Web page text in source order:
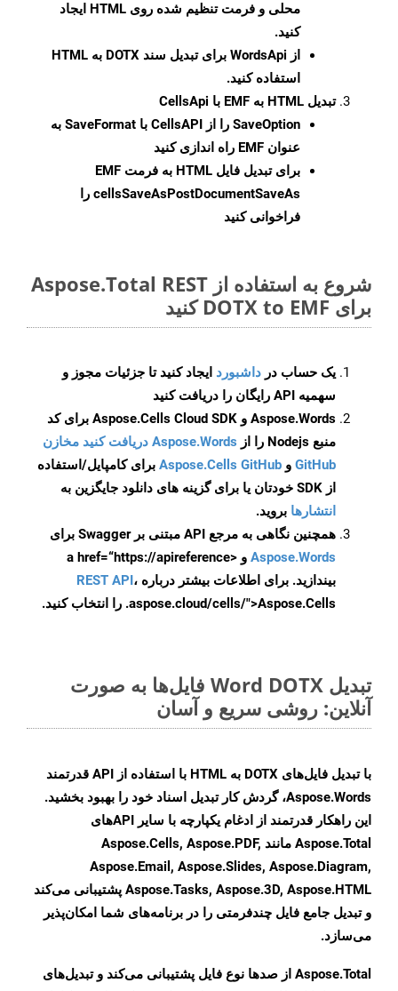
محلی و فرمت تنظیم شده روی HTML ایجاد
کنید.
از WordsApi برای تبدیل سند DOTX به HTML
استفاده کنید.
تبدیل HTML به EMF با CellsApi
SaveOption
را از CellsAPI با SaveFormat به
عنوان EMF راه اندازی کنید
برای تبدیل فایل HTML به فرمت
EMF
cellsSaveAsPostDocumentSaveAs را
فراخوانی کنید
شروع به استفاده از Aspose.Total REST
برای DOTX to EMF کنید
یک حساب در داشبورد ایجاد کنید تا جزئیات مجوز و
سهمیه API رایگان را دریافت کنید
Aspose.Words و Aspose.Cells Cloud SDK برای کد
منبع Nodejs را از
Aspose.Words دریافت کنید مخازن
GitHub و Aspose.Cells GitHub برای کامپایل/استفاده
از SDK خودتان یا برای گزینه های دانلود جایگزین به
انتشارها بروید.
همچنین نگاهی به مرجع API مبتنی بر Swagger برای
Aspose.Words
و <a href=“https://apireference
بیندازید. برای اطلاعات بیشتر درباره REST API،
.aspose.cloud/cells/">Aspose.Cells را انتخاب کنید.
تبدیل Word DOTX فایل‌ها به صورت
آنلاین: روشی سریع و آسان
با تبدیل فایل‌های DOTX به HTML با استفاده از API قدرتمند
Aspose.Words، گردش کار تبدیل اسناد خود را بهبود بخشید.
این راهکار قدرتمند از ادغام یکپارچه با سایر APIهای
Aspose.Total مانند Aspose.Cells, Aspose.PDF,
Aspose.Email, Aspose.Slides, Aspose.Diagram,
Aspose.Tasks, Aspose.3D, Aspose.HTML پشتیبانی می‌کند
و تبدیل جامع فایل چندفرمتی را در برنامه‌های شما امکان‌پذیر
می‌سازد.
Aspose.Total از صدها نوع فایل پشتیبانی می‌کند و تبدیل‌های